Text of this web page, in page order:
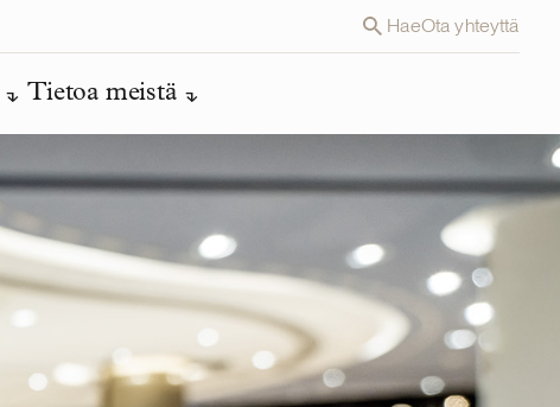
HaeOta yhteyttä
Tietoa meistä